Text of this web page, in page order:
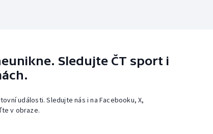
Sledujte ČT sport i
události. Sledujte nás i na Facebooku, X,
v obraze.